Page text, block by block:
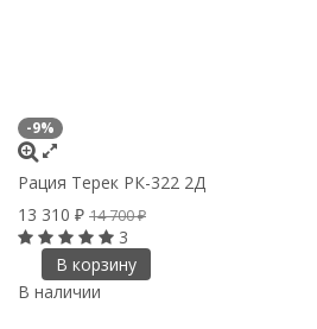
-9%
Рация Терек РК-322 2Д
13 310 ₽ 14 700₽
3
В корзину
В наличии